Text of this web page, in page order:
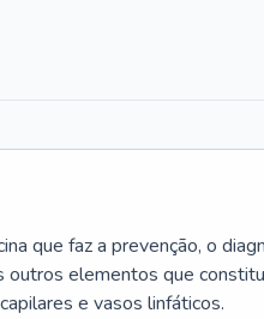
que faz a prevenção, o
outros elementos que
e vasos linfáticos.